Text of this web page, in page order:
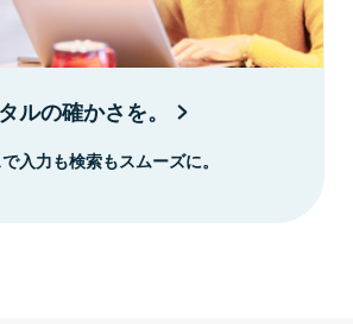
ルの確かさを。
入力も検索もスムーズに。